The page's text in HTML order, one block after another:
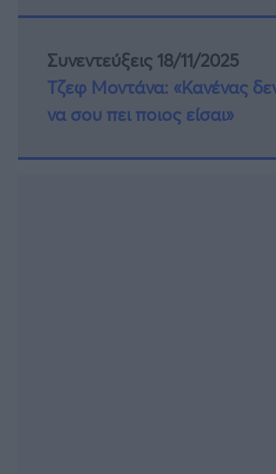
Συνεντεύξεις 18/11/2025
Τζεφ Μοντάνα: «Κανένας
να σου πει ποιος είσαι»